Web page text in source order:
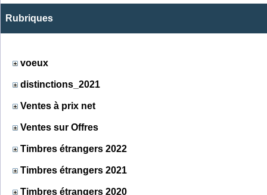
Rubriques
voeux
distinctions_2021
Ventes à prix net
Ventes sur Offres
Timbres étrangers 2022
Timbres étrangers 2021
Timbres étrangers 2020